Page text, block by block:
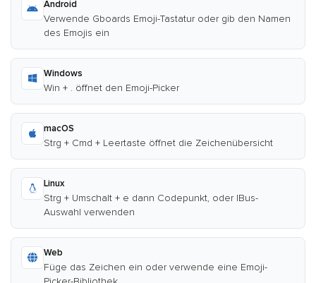
Android
Verwende Gboards Emoji-Tastatur oder gib den Namen
des Emojis ein
Windows
Win + . öffnet den Emoji-Picker
macOS
Strg + Cmd + Leertaste öffnet die Zeichenübersicht
Linux
Strg + Umschalt + e dann Codepunkt, oder IBus-
Auswahl verwenden
Web
Füge das Zeichen ein oder verwende eine Emoji-